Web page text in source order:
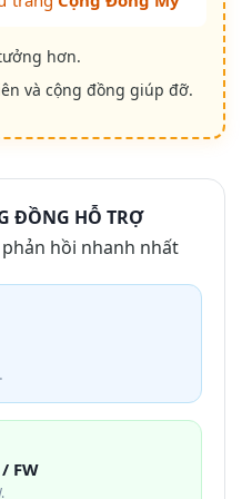
hơn.
và cộng đồng giúp đỡ.
ĐỒNG HỖ TRỢ
hồi nhanh nhất
FW